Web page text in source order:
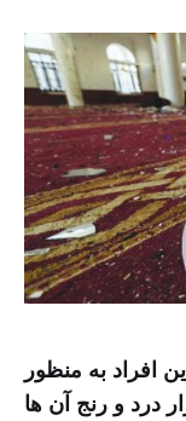
افراد به منظور
درد و رنج آن ها